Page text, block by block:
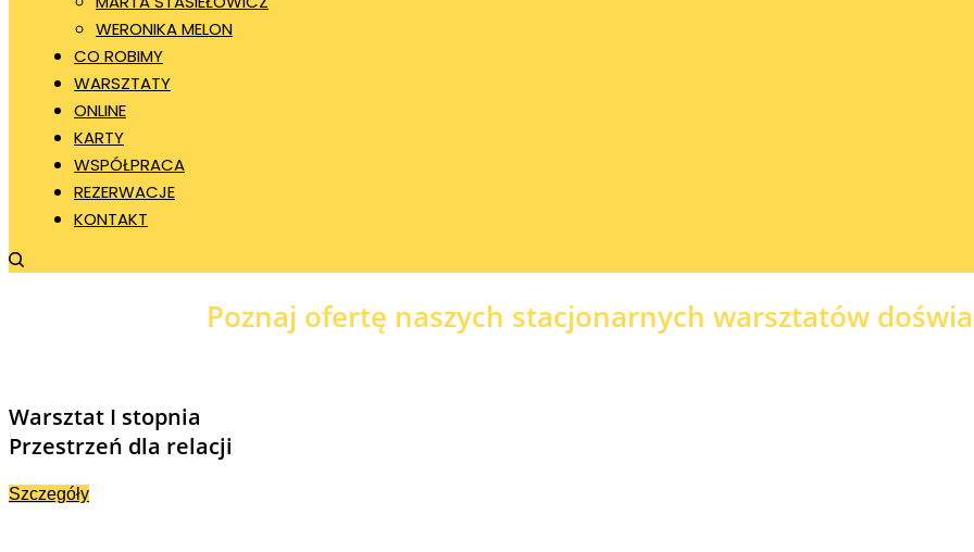
WERONIKA MELON
CO ROBIMY
WARSZTATY
ONLINE
KARTY
WSPÓŁPRACA
REZERWACJE
KONTAKT
Poznaj ofertę naszych stacjonarnych warsztatów
Warsztat I stopnia
Przestrzeń dla relacji
Szczegóły